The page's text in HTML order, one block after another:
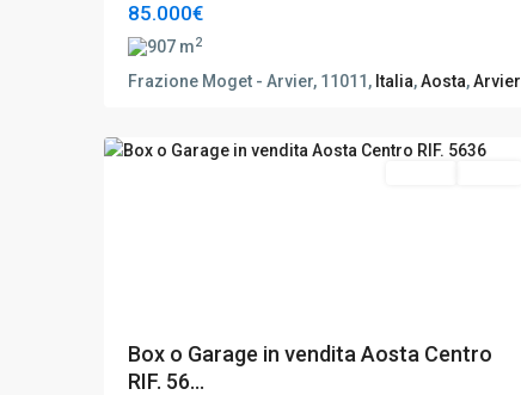
85.000€
907 m2
Frazione Moget - Arvier, 11011, Italia,Aosta,Arvier
Aosta,
Box o Garage in vendita Aosta Centro
RIF. 56...